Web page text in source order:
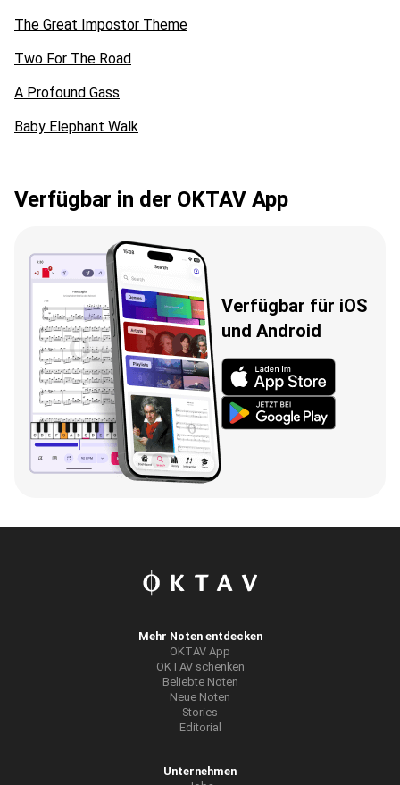
The Great Impostor Theme
Two For The Road
A Profound Gass
Baby Elephant Walk
Verfügbar in der OKTAV App
Verfügbar für iOS
und Android
Mehr Noten entdecken
OKTAV App
OKTAV schenken
Beliebte Noten
Neue Noten
Stories
Editorial
Unternehmen